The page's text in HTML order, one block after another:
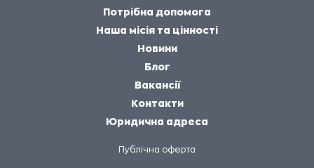
Потрібна допомога
Наша місія та цінності
Новини
Блог
Вакансії
Контакти
Юридична адреса
Публічна оферта